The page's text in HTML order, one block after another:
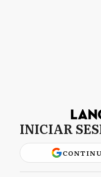
INICIAR